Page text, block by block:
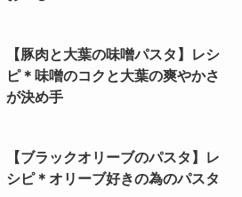
【豚肉と大葉の味噌パスタ】レシ
ピ＊味噌のコクと大葉の爽やかさ
が決め手
【ブラックオリーブのパスタ】レ
シピ＊オリーブ好きの為のパスタ